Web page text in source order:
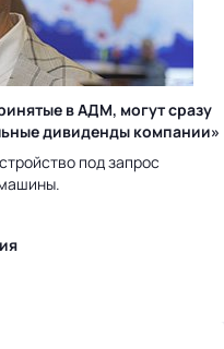
в АДМ, могут сразу
дивиденды компании»
под запрос